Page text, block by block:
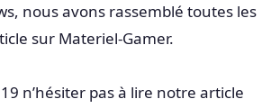
nous avons rassemblé toutes les
sur Materiel-Gamer.
n’hésiter pas à lire notre article